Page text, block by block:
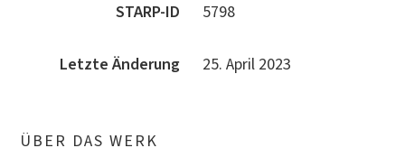
STARP-ID
5798
Letzte Änderung 25. April 2023
ÜBER DAS WERK